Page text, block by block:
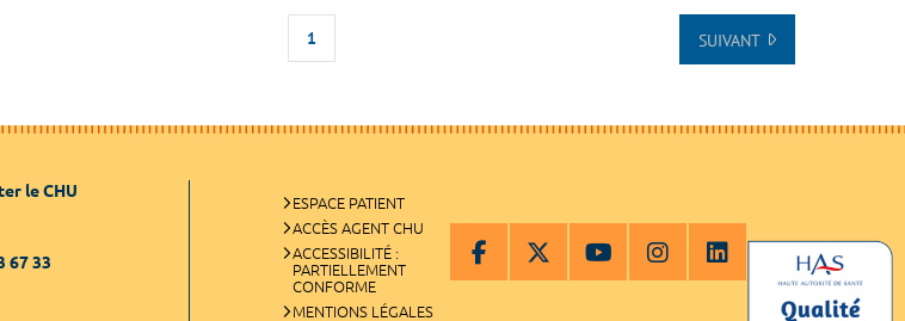
1 SUIVANT
le CHU
67 33
ESPACE PATIENT
ACCÈS AGENT CHU
ACCESSIBILITÉ :
PARTIELLEMENT
CONFORME
MENTIONS LÉGALES